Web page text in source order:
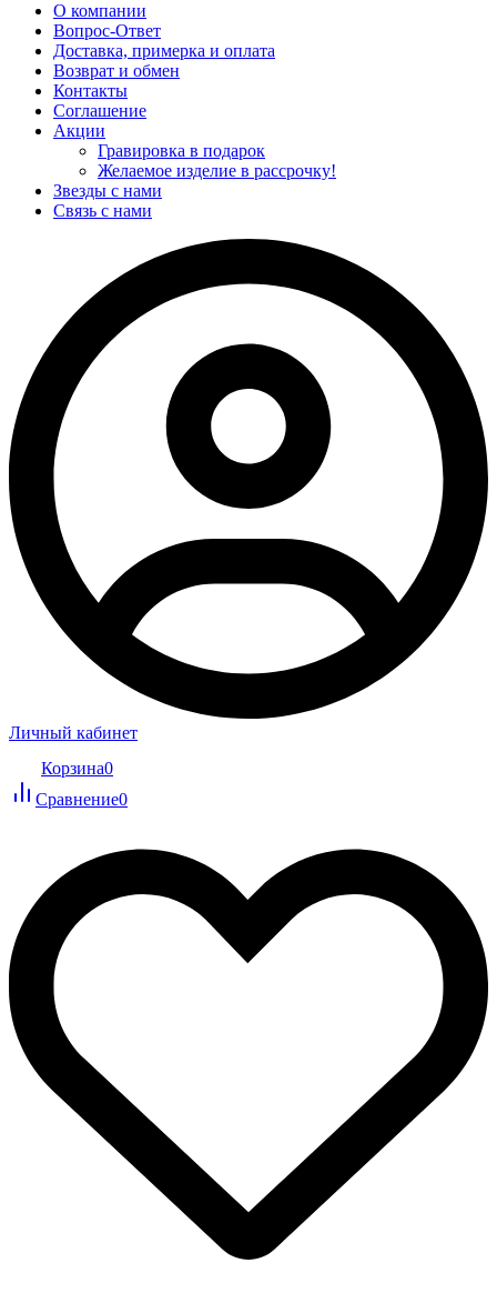
О компании
Вопрос-Ответ
Доставка, примерка и оплата
Возврат и обмен
Контакты
Соглашение
Акции
Гравировка в подарок
Желаемое изделие в рассрочку!
Звезды с нами
Связь с нами
Личный кабинет
Корзина0
Сравнение0